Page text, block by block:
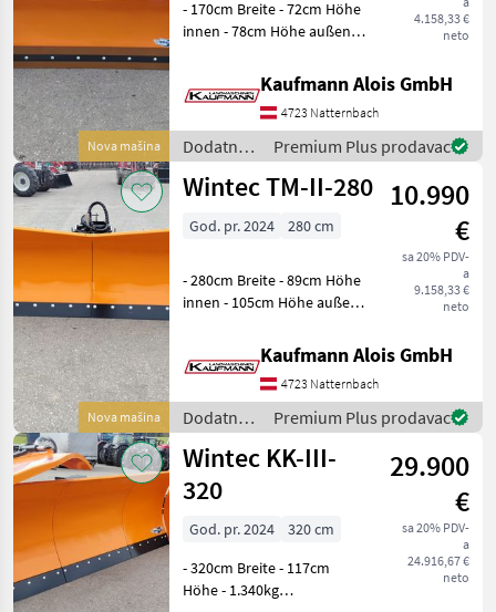
Nova mašina
4.158,33 €
neto
- 170cm Breite - 72cm Höhe
innen - 78cm Höhe außen -
Dreipunktanbau -
Gleitkufen -
Anfahrsicherung - 18°
Pendelausgleich Die Fa. Kau
Kaufmann Alois GmbH
4723 Natternbach
Dodatna
oprema
za
Wintec
Premium Plus prodavac
Nova mašina
Wintec TM-II-280 10.990
€
sa 20% PDV-
a
9.158,33 €
neto
God. pr. 2024 280 cm
- 280cm Breite - 89cm Höhe
innen - 105cm Höhe außen -
Dreipunktanbau -
Gleitkufen -
Anfahrsicherung - 18°
Pendelausgleich Die Fa. Ka
Kaufmann Alois GmbH
4723 Natternbach
Dodatna
oprema
za
traktore /
Wintec
Premium Plus prodavac
Wintec KK-III-
320
29.900
€
sa 20% PDV-
a
24.916,67 €
neto
God. pr. 2024
320 cm
- 320cm Breite - 117cm
Höhe - 1.340kg